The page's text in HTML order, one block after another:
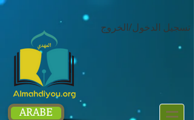
google.com, pub-1214054292722785, DIRECT, f08c47fec0942fa0
تسجيل الدخول/الخروج
ARABE